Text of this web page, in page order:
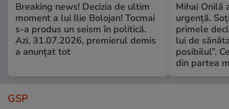
Breaking news! Decizia de ultim
moment a lui Ilie Bolojan! Tocmai
s-a produs un seism în politică.
Azi, 31.07.2026, premierul demis
a anunțat tot
Mihai Onilă
urgență.
primele
lui de
posibilul”.
din partea
GSP